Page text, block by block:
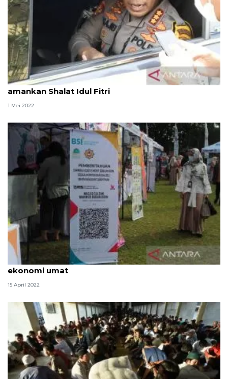
Polrestabes Palembang kerahkan 359 personel
amankan Shalat Idul Fitri
1 Mei 2022
Mendorong masjid jadi media pemberdayaan
ekonomi umat
15 April 2022